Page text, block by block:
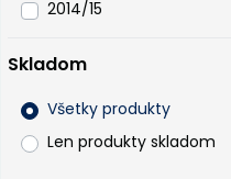
2014/15
Skladom
Všetky produkty
Len produkty skladom